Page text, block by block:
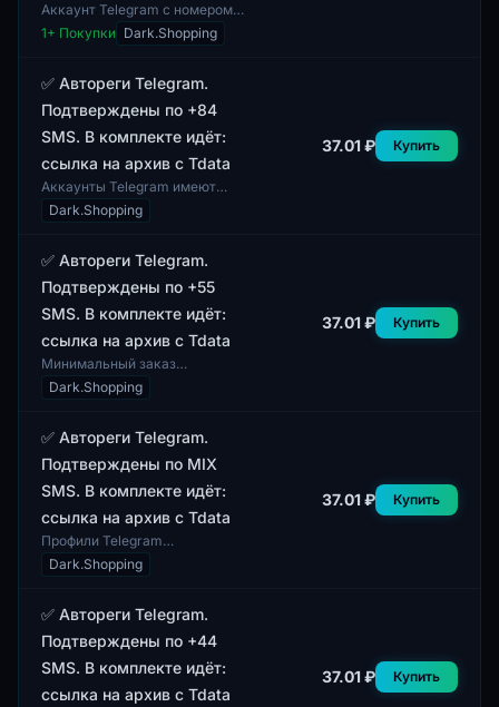
Аккаунт Telegram с номером
телефона из Индии (+91),
который был создан 15 дней
TDATA, сессия и...
1+ Покупки Dark.Shopping
✅ Автореги Telegram.
Подтверждены по +84
SMS. В комплекте идёт:
ссылка на архив с Tdata
Аккаунты Telegram имеют
разный пол профилей, что
позволяет достичь
аудитории. В профилях
присутст...
Dark.Shopping
37.01 ₽ Купить
✅ Автореги Telegram.
Подтверждены по +55
SMS. В комплекте идёт:
ссылка на архив с Tdata
Минимальный заказ
составляет 1 аккаунт. Данный
товар представляет собой
были подтверждены с п...
Dark.Shopping
37.01 ₽ Купить
✅ Автореги Telegram.
Подтверждены по MIX
SMS. В комплекте идёт:
ссылка на архив с Tdata
Профили Telegram
представлены в данном списке
с акцентом на их пол и
аккаунт был создан с учетом
Dark.Shopping
37.01 ₽ Купить
✅ Автореги Telegram.
Подтверждены по +44
SMS. В комплекте идёт:
ссылка на архив с Tdata
37.01 ₽ Купить